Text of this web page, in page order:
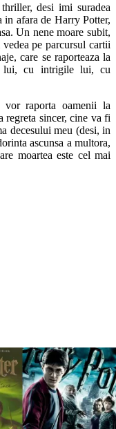
desi imi suradea
afara de Harry Potter,
Un nene moare subit,
pe parcursul cartii
care se raporteaza la
lui, cu intrigile lui, cu
raporta oamenii la
regreta sincer, cine va fi
decesului meu (desi, in
ascunsa a multora,
moartea este cel mai